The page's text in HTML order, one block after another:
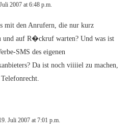
2007 at 6:48 p.m.
mit den Anrufern, die nur kurz
und auf R�ckruf warten? Und was ist
SMS des eigenen
Da ist noch viiiiel zu machen,
Juli 2007 at 7:01 p.m.